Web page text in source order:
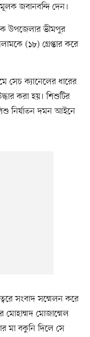
জবানবন্দি দেন।
উপজেলার ভীমপুর
(১৮) গ্রেপ্তার করে
সেচ ক্যানেলের ধারের
করা হয়। শিশুটির
নির্যাতন দমন আইনে
সংবাদ সম্মেলন করে
মোহাম্মদ মোজাম্মেল
মা বকুনি দিলে সে